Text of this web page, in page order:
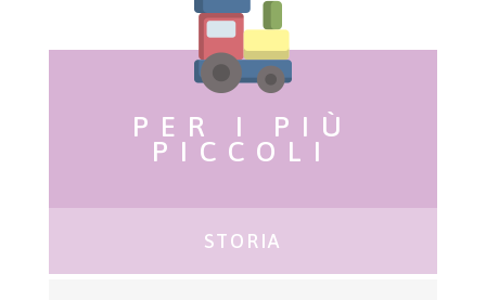
PER I PIÙ
PICCOLI
STORIA